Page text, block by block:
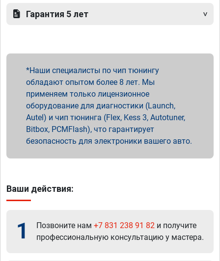
Гарантия 5 лет
Наши специалисты по чип тюнингу
обладают опытом более 8 лет. Мы
применяем только лицензионное
оборудование для диагностики (Launch,
Autel) и чип тюнинга (Flex, Kess 3, Autotuner,
Bitbox, PCMFlash), что гарантирует
безопасность для электроники вашего авто.
Ваши действия:
1 Позвоните нам +7 831 238 91 82 и получите
профессиональную консультацию у мастера.